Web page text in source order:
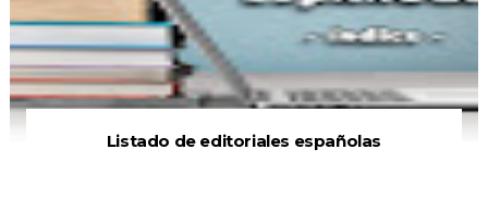
Listado de editoriales españolas